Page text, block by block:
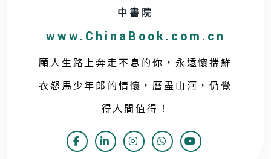
中書院
www.ChinaBook.com.cn
願人生路上奔走不息的你，永遠懷揣鮮
衣怒馬少年郎的情懷，曆盡山河，仍覺
得人間值得！